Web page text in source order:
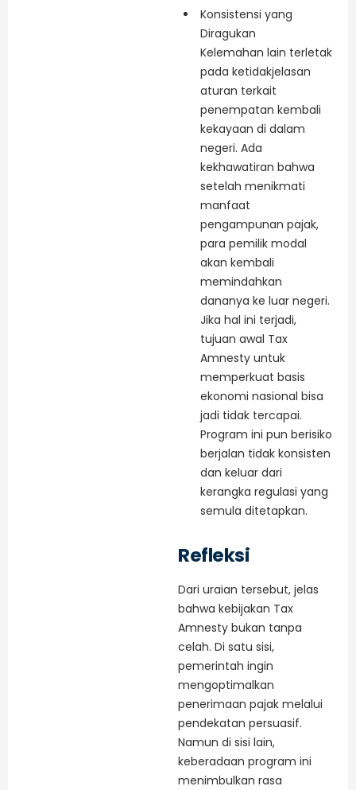
Konsistensi yang
Diragukan
Kelemahan lain terletak
pada ketidakjelasan
aturan terkait
penempatan kembali
kekayaan di dalam
negeri. Ada
kekhawatiran bahwa
setelah menikmati
manfaat
pengampunan pajak,
para pemilik modal
akan kembali
memindahkan
dananya ke luar negeri.
Jika hal ini terjadi,
tujuan awal Tax
Amnesty untuk
memperkuat basis
ekonomi nasional bisa
jadi tidak tercapai.
Program ini pun berisiko
berjalan tidak konsisten
dan keluar dari
kerangka regulasi yang
semula ditetapkan.
Refleksi
Dari uraian tersebut, jelas
bahwa kebijakan Tax
Amnesty bukan tanpa
celah. Di satu sisi,
pemerintah ingin
mengoptimalkan
penerimaan pajak melalui
pendekatan persuasif.
Namun di sisi lain,
keberadaan program ini
menimbulkan rasa